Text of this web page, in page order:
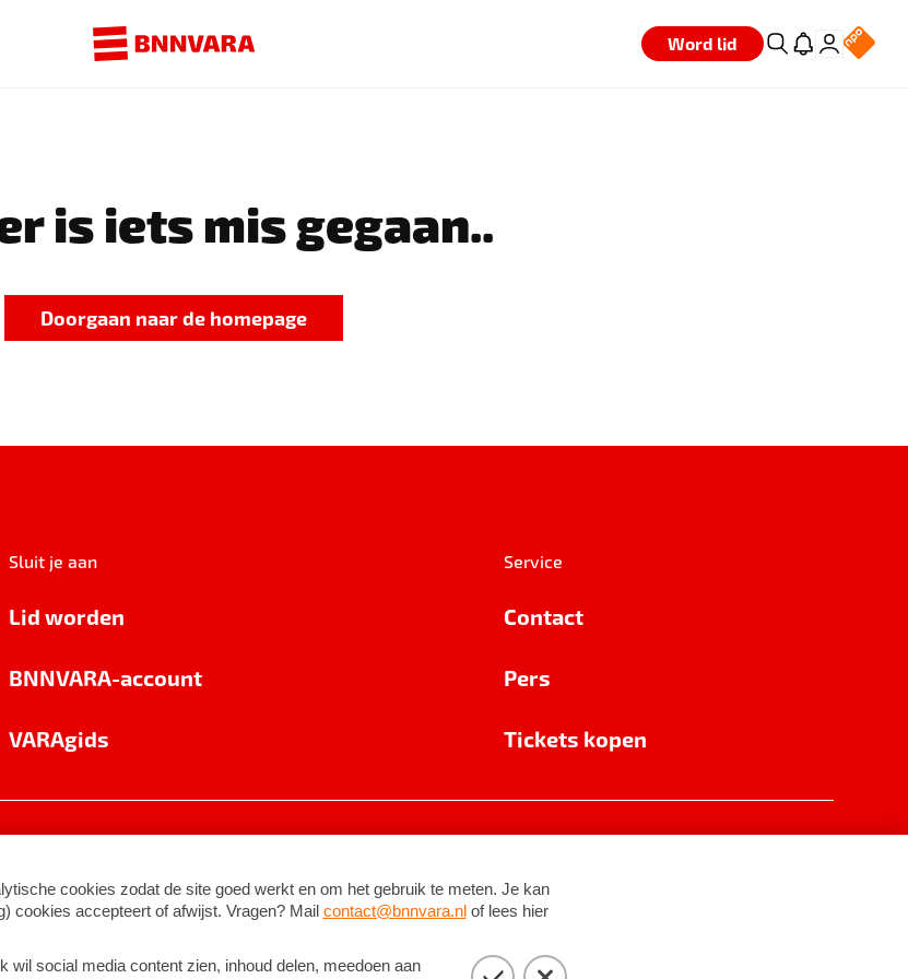
Word lid
is iets mis gegaan..
Doorgaan naar de homepage
Sluit je aan
Lid worden
BNNVARA-account
VARAgids
Service
Contact
Pers
Tickets kopen
©2026BNNVARA